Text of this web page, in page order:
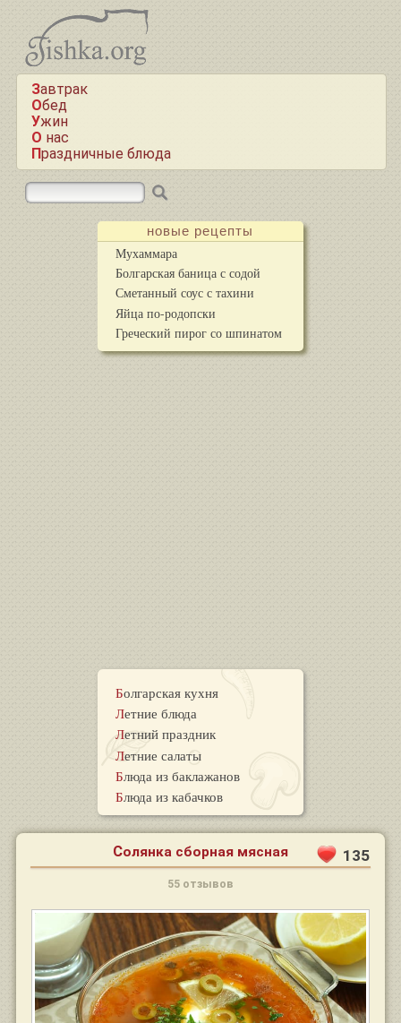
Завтрак
Обед
Ужин
О нас
Праздничные блюда
новые рецепты
Мухаммара
Болгарская баница с содой
Сметанный соус с тахини
Яйца по-родопски
Греческий пирог со шпинатом
Болгарская кухня
Летние блюда
Летний праздник
Летние салаты
Блюда из баклажанов
Блюда из кабачков
Солянка сборная мясная 135
55 отзывов